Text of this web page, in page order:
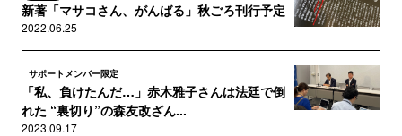
新著「マサコさん、がんばる」秋ごろ刊行予定
2022.06.25
サポートメンバー限定
「私、負けたんだ…」赤木雅子さんは法廷で倒
れた “裏切り”の森友改ざん...
2023.09.17